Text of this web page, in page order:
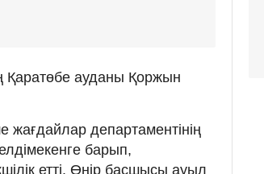
Қаратөбе ауданы Қоржын
департаментінің
барып,
етті. Өңір басшысы ауыл